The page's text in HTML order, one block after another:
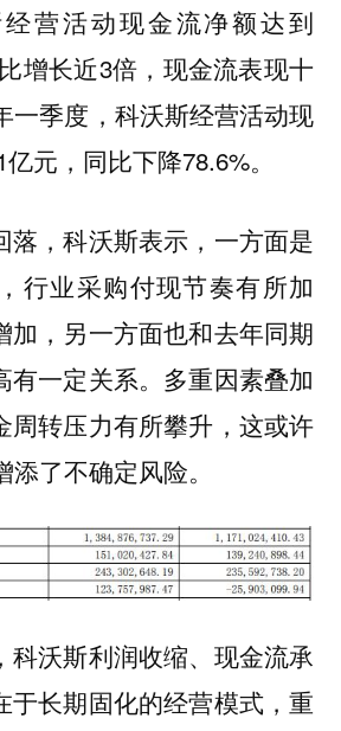
营活动现金流净额达到
增长近3倍，现金流表现十
一季度，科沃斯经营活动现
元，同比下降78.6%。
落，科沃斯表示，一方面是
行业采购付现节奏有所加
加，另一方面也和去年同期
有一定关系。多重因素叠加
周转压力有所攀升，这或许
了不确定风险。
科沃斯利润收缩、现金流承
于长期固化的经营模式，重